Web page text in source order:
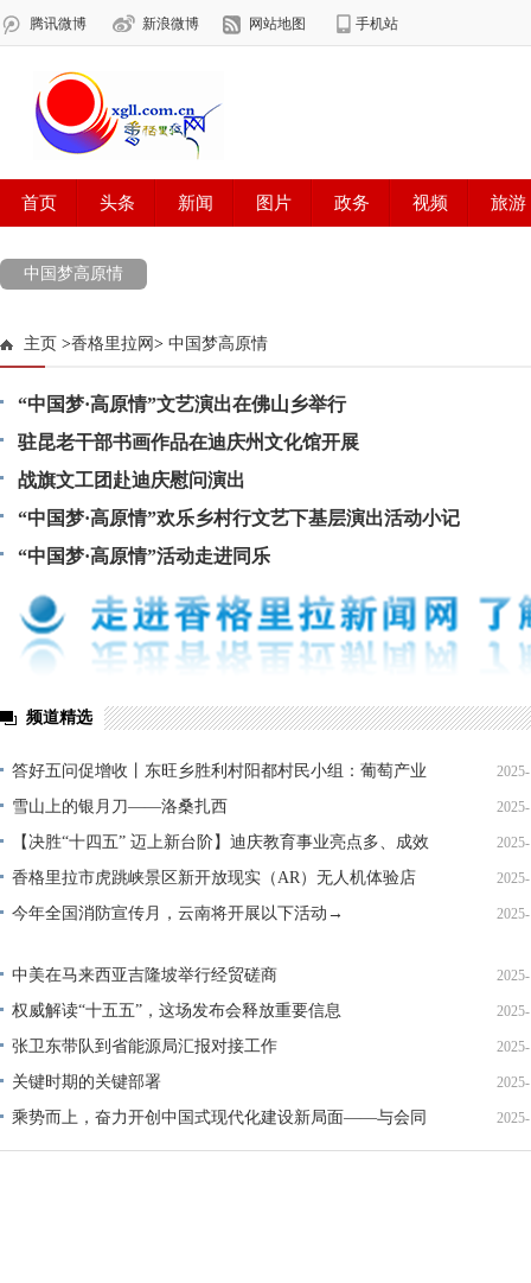
中国梦高原情
主页 >香格里拉网 > 中国梦高原情
“中国梦·高原情”文艺演出在佛山乡举行
驻昆老干部书画作品在迪庆州文化馆开展
战旗文工团赴迪庆慰问演出
“中国梦·高原情”欢乐乡村行文艺下基层演出活动小记
“中国梦·高原情”活动走进同乐
频道精选
答好五问促增收丨东旺乡胜利村阳都村民小组：葡萄产业
铺就“甜蜜”增收路
雪山上的银月刀——洛桑扎西
【决胜“十四五” 迈上新台阶】迪庆教育事业亮点多、成效
显——培根铸魂育桃李
香格里拉市虎跳峡景区新开放现实（AR）无人机体验店
今年全国消防宣传月，云南将开展以下活动→
中美在马来西亚吉隆坡举行经贸磋商
权威解读“十五五”，这场发布会释放重要信息
张卫东带队到省能源局汇报对接工作
关键时期的关键部署
乘势而上，奋力开创中国式现代化建设新局面——与会同
志谈贯彻落实党的二十届四中全会精神